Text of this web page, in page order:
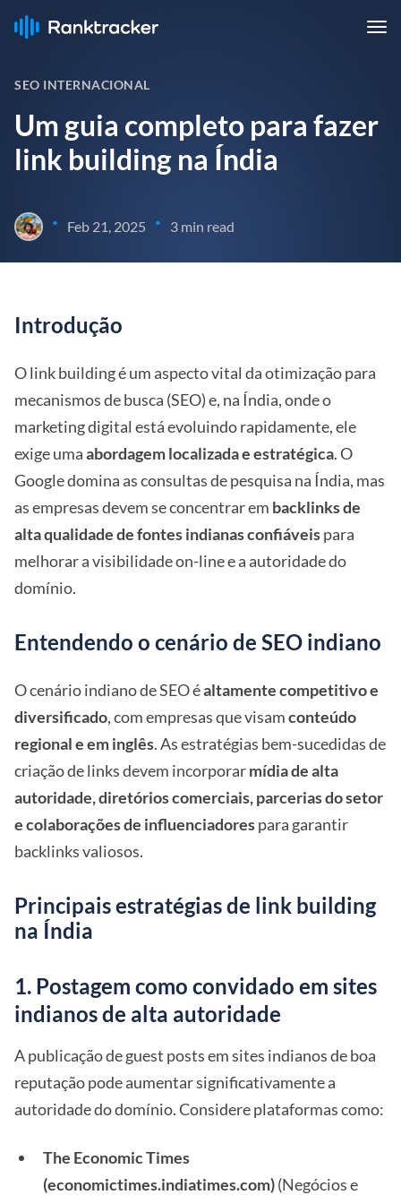
SEO INTERNACIONAL
Um guia completo para fazer
link building na Índia
• Feb 21, 2025 • 3 min read
Introdução
O link building é um aspecto vital da otimização para
mecanismos de busca (SEO) e, na Índia, onde o
marketing digital está evoluindo rapidamente, ele
exige umaabordagem localizada e estratégica. O
Google domina as consultas de pesquisa na Índia, mas
as empresas devem se concentrar em backlinks de
alta qualidade de fontes indianas confiáveispara
melhorar a visibilidade on-line e a autoridade do
domínio.
Entendendo o cenário de SEO indiano
O cenário indiano de SEO éaltamente competitivo e
diversificado, com empresas que visamconteúdo
regional e em inglês. As estratégias bem-sucedidas de
criação de links devem incorporarmídia de alta
autoridade, diretórios comerciais, parcerias do setor
e colaborações de influenciadorespara garantir
backlinks valiosos.
Principais estratégias de link building
na Índia
1. Postagem como convidado em sites
indianos de alta autoridade
A publicação de guest posts em sites indianos de boa
reputação pode aumentar significativamente a
autoridade do domínio. Considere plataformas como:
The Economic Times
(economictimes.indiatimes.com)(Negócios e